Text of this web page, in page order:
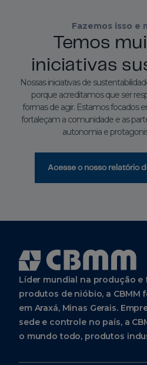
Fazemos isso e
Temos
iniciativas
Nossas iniciativas de
porque acreditamos que ser
formas de agir. Estamos focados
fortaleçam a comunidade e as
autonomia e
Acesse o nosso relatório
Líder mundial na produção
produtos de nióbio, a CBMM
em Araxá, Minas Gerais.
sede e controle no país, a
o mundo todo, produtos